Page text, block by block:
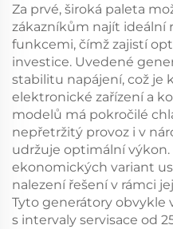
Za prvé, široká paleta
zákazníkům najít ideální
funkcemi, čímž zajistí
investice. Uvedené
stabilitu napájení, což je
elektronické zařízení a
modelů má pokročilé
nepřetržitý provoz i v
udržuje optimální
ekonomických variant
nalezení řešení v rámci
Tyto generátory
s intervaly servisace od